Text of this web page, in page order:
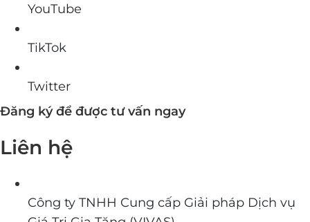
YouTube
TikTok
Twitter
Đăng ký để được tư vấn ngay
Liên hệ
Công ty TNHH Cung cấp Giải pháp Dịch vụ